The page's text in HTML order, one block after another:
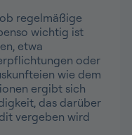
regelmäßige
wichtig ist
etwa
oder
wie dem
ergibt sich
das darüber
vergeben wird